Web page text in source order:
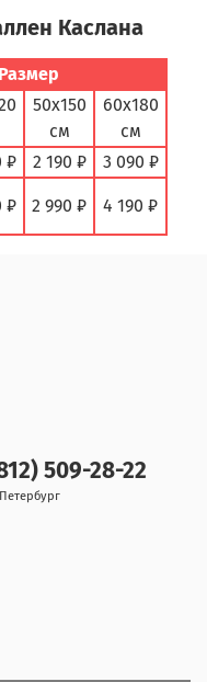
Каслана
Размер
50х150
см
60х180
см
₽ 2 190 ₽
3 090 ₽
₽ 2 990 ₽ 4 190 ₽
509-28-22